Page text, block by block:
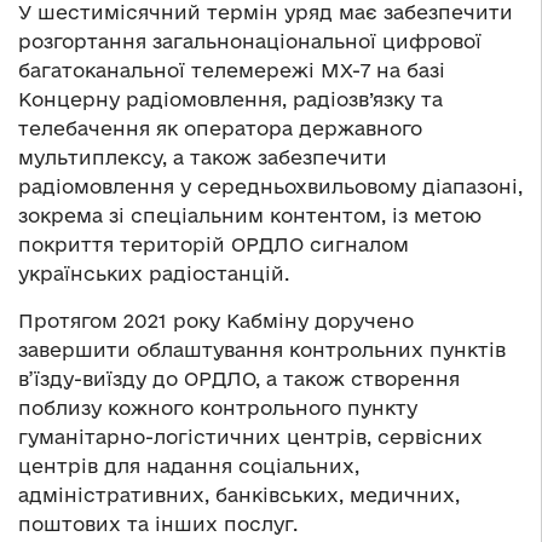
У шестимісячний термін уряд має забезпечити
розгортання загальнонаціональної цифрової
багатоканальної телемережі МХ-7 на базі
Концерну радіомовлення, радіозв’язку та
телебачення як оператора державного
мультиплексу, а також забезпечити
радіомовлення у середньохвильовому діапазоні,
зокрема зі спеціальним контентом, із метою
покриття територій ОРДЛО сигналом
українських радіостанцій.
Протягом 2021 року Кабміну доручено
завершити облаштування контрольних пунктів
в’їзду-виїзду до ОРДЛО, а також створення
поблизу кожного контрольного пункту
гуманітарно-логістичних центрів, сервісних
центрів для надання соціальних,
адміністративних, банківських, медичних,
поштових та інших послуг.